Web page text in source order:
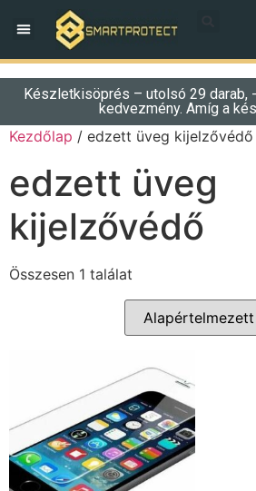
Készletkisöprés – utolsó 29 darab,
kedvezmény. Amíg a
Kezdőlap / edzett üveg kijelzővédő
edzett üveg
kijelzővédő
Összesen 1 találat